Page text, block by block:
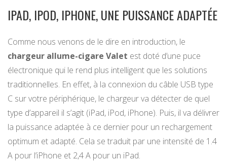
IPAD, IPOD, IPHONE, UNE PUISSANCE ADAPTÉE
Comme nous venons de le dire en introduction, le
chargeur allume-cigare Valet est doté d’une puce
électronique qui le rend plus intelligent que les solutions
traditionnelles. En effet, à la connexion du câble USB type
C sur votre périphérique, le chargeur va détecter de quel
type d’appareil il s’agit (iPad, iPod, iPhone). Puis, il va délivrer
la puissance adaptée à ce dernier pour un rechargement
optimum et adapté. Cela se traduit par une intensité de 1.4
A pour l’iPhone et 2,4 A pour un iPad.